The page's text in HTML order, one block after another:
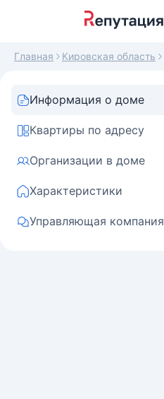
Главная Кировская область
Информация о доме
Квартиры по адресу
Организации в доме
Характеристики
Управляющая компания